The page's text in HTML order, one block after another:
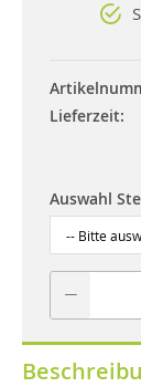
Lieferzeit
Auswahl